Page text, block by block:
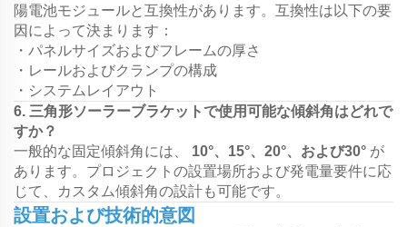
陽電池モジュールと互換性があります。互換性は以下の要
因によって決まります：
・パネルサイズおよびフレームの厚さ
・レールおよびクランプの構成
・システムレイアウト
6. 三角形ソーラーブラケットで使用可能な傾斜角はどれで
すか？
一般的な固定傾斜角には、 10°、15°、20°、および30° が
あります。プロジェクトの設置場所および発電量要件に応
じて、カスタム傾斜角の設計も可能です。
設置および技術的意図